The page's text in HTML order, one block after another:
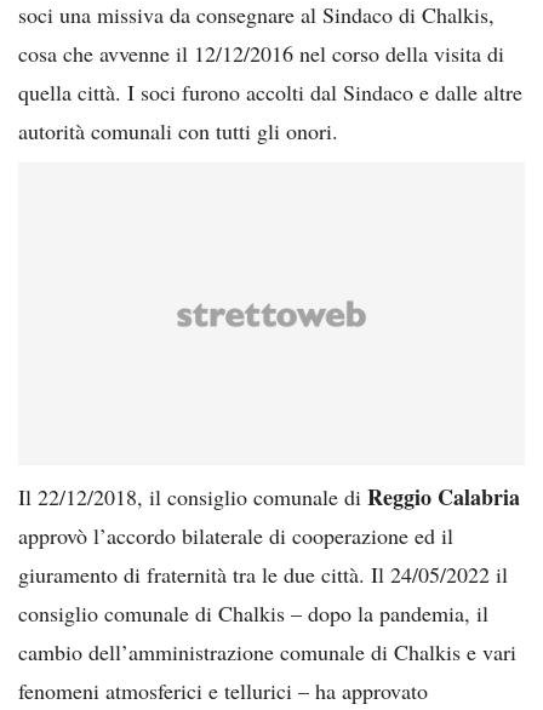
soci una missiva da consegnare al Sindaco di Chalkis,
cosa che avvenne il 12/12/2016 nel corso della visita di
quella città. I soci furono accolti dal Sindaco e dalle altre
autorità comunali con tutti gli onori.
Il 22/12/2018, il consiglio comunale di Reggio Calabria
approvò l’accordo bilaterale di cooperazione ed il
giuramento di fraternità tra le due città. Il 24/05/2022 il
consiglio comunale di Chalkis – dopo la pandemia, il
cambio dell’amministrazione comunale di Chalkis e vari
fenomeni atmosferici e tellurici – ha approvato